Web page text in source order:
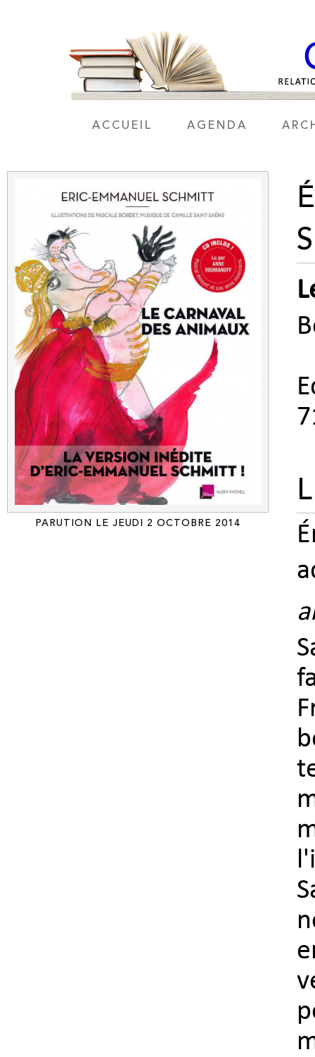
ACCUEIL AGENDA
PARUTION LE JEUDI 2 OCTOBRE 2014